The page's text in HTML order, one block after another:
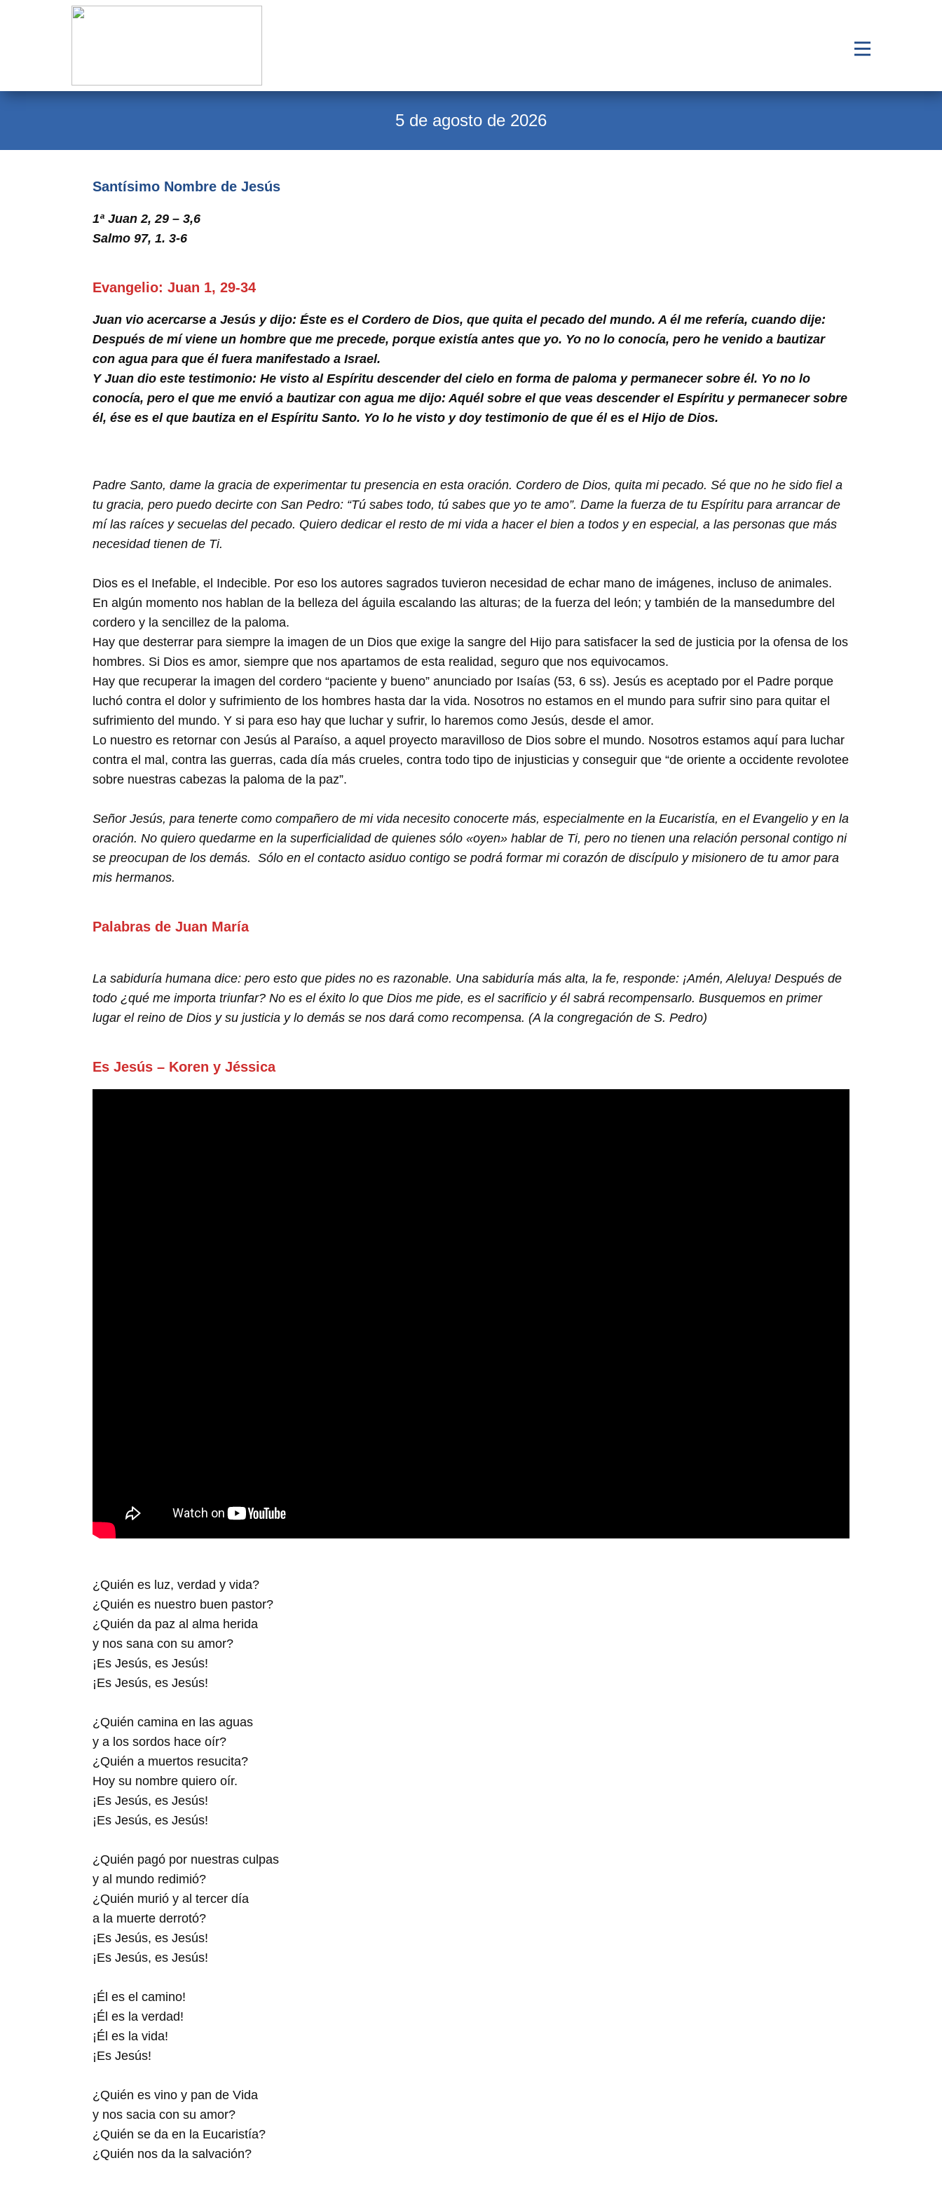
Calendario
Pastoral Vocacional
5 de agosto de 2026
Santísimo Nombre de Jesús
1ª Juan 2, 29 – 3,6
Salmo 97, 1. 3-6
Evangelio: Juan 1, 29-34
Juan vio acercarse a Jesús y dijo: Éste es el Cordero de Dios, que quita el pecado del mundo. A él me refería, cuando dije:
Después de mí viene un hombre que me precede, porque existía antes que yo. Yo no lo conocía, pero he venido a bautizar
con agua para que él fuera manifestado a Israel.
Y Juan dio este testimonio: He visto al Espíritu descender del cielo en forma de paloma y permanecer sobre él. Yo no lo
conocía, pero el que me envió a bautizar con agua me dijo: Aquél sobre el que veas descender el Espíritu y permanecer sobre
él, ése es el que bautiza en el Espíritu Santo. Yo lo he visto y doy testimonio de que él es el Hijo de Dios.
Padre Santo, dame la gracia de experimentar tu presencia en esta oración. Cordero de Dios, quita mi pecado. Sé que no he sido fiel a
tu gracia, pero puedo decirte con San Pedro: “Tú sabes todo, tú sabes que yo te amo”. Dame la fuerza de tu Espíritu para arrancar de
mí las raíces y secuelas del pecado. Quiero dedicar el resto de mi vida a hacer el bien a todos y en especial, a las personas que más
necesidad tienen de Ti.
Dios es el Inefable, el Indecible. Por eso los autores sagrados tuvieron necesidad de echar mano de imágenes, incluso de animales.
En algún momento nos hablan de la belleza del águila escalando las alturas; de la fuerza del león; y también de la mansedumbre del
cordero y la sencillez de la paloma.
Hay que desterrar para siempre la imagen de un Dios que exige la sangre del Hijo para satisfacer la sed de justicia por la ofensa de los
hombres. Si Dios es amor, siempre que nos apartamos de esta realidad, seguro que nos equivocamos.
Hay que recuperar la imagen del cordero “paciente y bueno” anunciado por Isaías (53, 6 ss). Jesús es aceptado por el Padre porque
luchó contra el dolor y sufrimiento de los hombres hasta dar la vida. Nosotros no estamos en el mundo para sufrir sino para quitar el
sufrimiento del mundo. Y si para eso hay que luchar y sufrir, lo haremos como Jesús, desde el amor.
Lo nuestro es retornar con Jesús al Paraíso, a aquel proyecto maravilloso de Dios sobre el mundo. Nosotros estamos aquí para luchar
contra el mal, contra las guerras, cada día más crueles, contra todo tipo de injusticias y conseguir que “de oriente a occidente revolotee
sobre nuestras cabezas la paloma de la paz”.
Señor Jesús, para tenerte como compañero de mi vida necesito conocerte más, especialmente en la Eucaristía, en el Evangelio y en la
oración. No quiero quedarme en la superficialidad de quienes sólo «oyen» hablar de Ti, pero no tienen una relación personal contigo ni
se preocupan de los demás. Sólo en el contacto asiduo contigo se podrá formar mi corazón de discípulo y misionero de tu amor para
mis hermanos.
Palabras de Juan María
La sabiduría humana dice: pero esto que pides no es razonable. Una sabiduría más alta, la fe, responde: ¡Amén, Aleluya! Después de
todo ¿qué me importa triunfar? No es el éxito lo que Dios me pide, es el sacrificio y él sabrá recompensarlo. Busquemos en primer
lugar el reino de Dios y su justicia y lo demás se nos dará como recompensa. (A la congregación de S. Pedro)
Es Jesús – Koren y Jéssica
¿Quién es luz, verdad y vida?
¿Quién es nuestro buen pastor?
¿Quién da paz al alma herida
y nos sana con su amor?
¡Es Jesús, es Jesús!
¡Es Jesús, es Jesús!
¿Quién camina en las aguas
y a los sordos hace oír?
¿Quién a muertos resucita?
Hoy su nombre quiero oír.
¡Es Jesús, es Jesús!
¡Es Jesús, es Jesús!
¿Quién pagó por nuestras culpas
y al mundo redimió?
¿Quién murió y al tercer día
a la muerte derrotó?
¡Es Jesús, es Jesús!
¡Es Jesús, es Jesús!
¡Él es el camino!
¡Él es la verdad!
¡Él es la vida!
¡Es Jesús!
¿Quién es vino y pan de Vida
y nos sacia con su amor?
¿Quién se da en la Eucaristía?
¿Quién nos da la salvación?